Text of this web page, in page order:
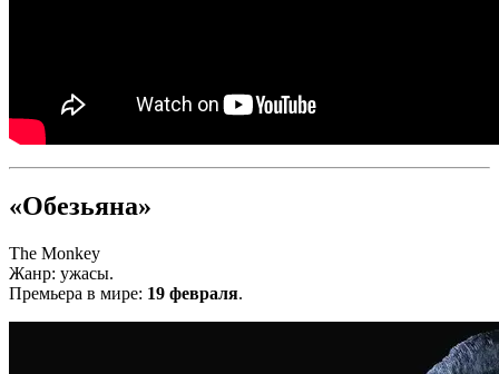
«Обезьяна»
The Monkey
Жанр: ужасы.
Премьера в мире: 19 февраля.